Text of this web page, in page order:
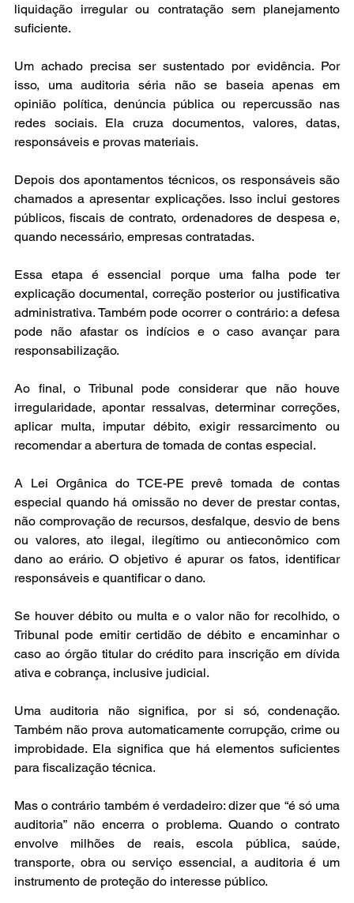
liquidação irregular ou contratação sem planejamento
suficiente.
Um achado precisa ser sustentado por evidência. Por
isso, uma auditoria séria não se baseia apenas em
opinião política, denúncia pública ou repercussão nas
redes sociais. Ela cruza documentos, valores, datas,
responsáveis e provas materiais.
Depois dos apontamentos técnicos, os responsáveis são
chamados a apresentar explicações. Isso inclui gestores
públicos, fiscais de contrato, ordenadores de despesa e,
quando necessário, empresas contratadas.
Essa etapa é essencial porque uma falha pode ter
explicação documental, correção posterior ou justificativa
administrativa. Também pode ocorrer o contrário: a defesa
pode não afastar os indícios e o caso avançar para
responsabilização.
Ao final, o Tribunal pode considerar que não houve
irregularidade, apontar ressalvas, determinar correções,
aplicar multa, imputar débito, exigir ressarcimento ou
recomendar a abertura de tomada de contas especial.
A Lei Orgânica do TCE-PE prevê tomada de contas
especial quando há omissão no dever de prestar contas,
não comprovação de recursos, desfalque, desvio de bens
ou valores, ato ilegal, ilegítimo ou antieconômico com
dano ao erário. O objetivo é apurar os fatos, identificar
responsáveis e quantificar o dano.
Se houver débito ou multa e o valor não for recolhido, o
Tribunal pode emitir certidão de débito e encaminhar o
caso ao órgão titular do crédito para inscrição em dívida
ativa e cobrança, inclusive judicial.
Uma auditoria não significa, por si só, condenação.
Também não prova automaticamente corrupção, crime ou
improbidade. Ela significa que há elementos suficientes
para fiscalização técnica.
Mas o contrário também é verdadeiro: dizer que “é só uma
auditoria” não encerra o problema. Quando o contrato
envolve milhões de reais, escola pública, saúde,
transporte, obra ou serviço essencial, a auditoria é um
instrumento de proteção do interesse público.